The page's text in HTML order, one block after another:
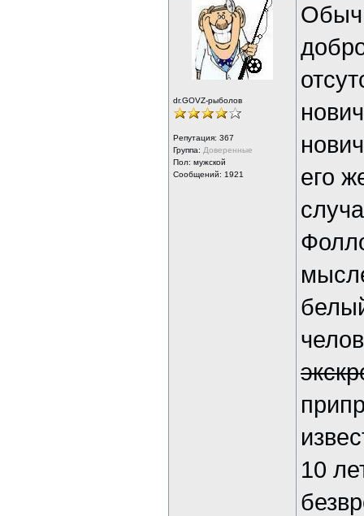
dr.GOVZ-рыболов
Репутация: 367
Группа: Доверенные
Пол: мужской
Сообщений: 1921
его
10